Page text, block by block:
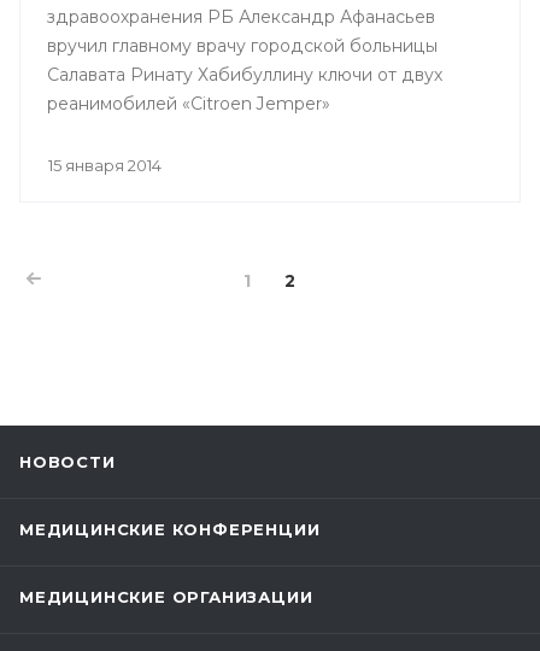
здравоохранения РБ Александр Афанасьев
вручил главному врачу городской больницы
Салавата Ринату Хабибуллину ключи от двух
реанимобилей «Citroen Jemper»
15 января 2014
1 2
НОВОСТИ
МЕДИЦИНСКИЕ КОНФЕРЕНЦИИ
МЕДИЦИНСКИЕ ОРГАНИЗАЦИИ